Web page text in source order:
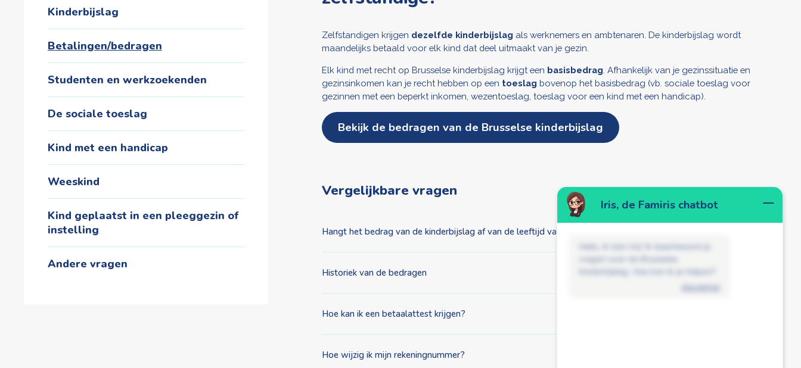
Iris, de Famiris chatbot
Hallo, ik ben Iris! Ik beantwoord je
vragen over de Brusselse
kinderbijslag. Hoe kan ik je helpen?
disclaimer
Kinderbijslag
Betalingen/bedragen
Studenten en werkzoekenden
De sociale toeslag
Kind met een handicap
Weeskind
Kind geplaatst in een pleeggezin of
instelling
Andere vragen
Zelfstandigen krijgen dezelfde kinderbijslag als werknemers en ambtenaren. De kinderbijslag wordt
maandelijks betaald voor elk kind dat deel uitmaakt van je gezin.
Elk kind met recht op Brusselse kinderbijslag krijgt een basisbedrag . Afhankelijk van je gezinssituatie en
gezinsinkomen kan je recht hebben op een toeslag bovenop het basisbedrag (vb. sociale toeslag voor
gezinnen met een beperkt inkomen, wezentoeslag, toeslag voor een kind met een handicap).
Bekijk de bedragen van de Brusselse kinderbijslag
Vergelijkbare vragen
Hangt het bedrag van de kinderbijslag af van de leeftijd van mijn kind?
Historiek van de bedragen
Hoe kan ik een betaalattest krijgen?
Hoe wijzig ik mijn rekeningnummer?